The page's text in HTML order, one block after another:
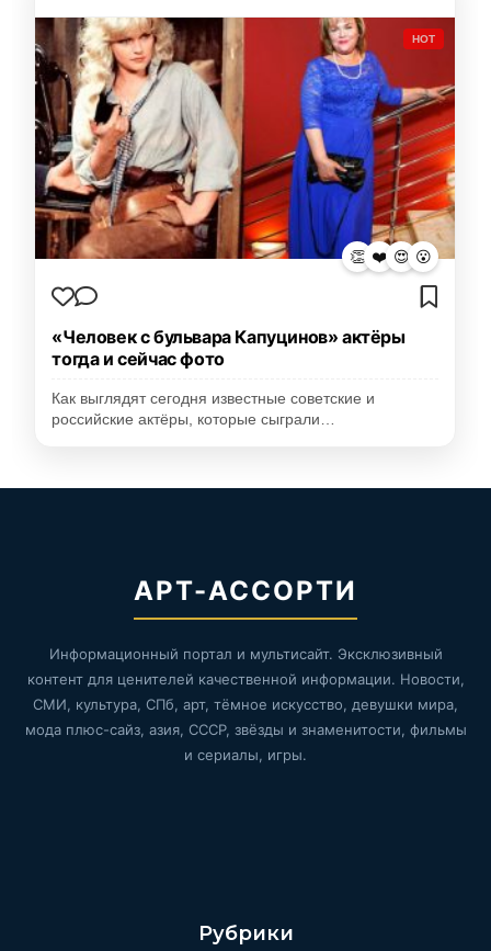
HOT
👏 ❤️ 😍 😮
«Человек с бульвара Капуцинов» актёры
тогда и сейчас фото
Как выглядят сегодня известные советские и
российские актёры, которые сыграли…
АРТ-АССОРТИ
Информационный портал и мультисайт. Эксклюзивный
контент для ценителей качественной информации. Новости,
СМИ, культура, СПб, арт, тёмное искусство, девушки мира,
мода плюс-сайз, азия, СССР, звёзды и знаменитости, фильмы
и сериалы, игры.
Рубрики